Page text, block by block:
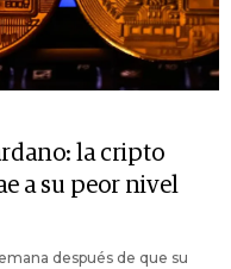
la cripto
a su peor nivel
después de que su